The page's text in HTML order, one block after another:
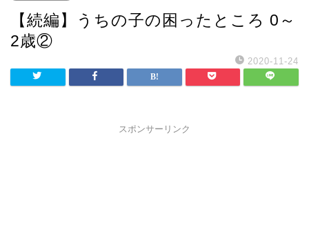
【続編】うちの子の困ったところ 0～
2歳②
2020-11-24
スポンサーリンク